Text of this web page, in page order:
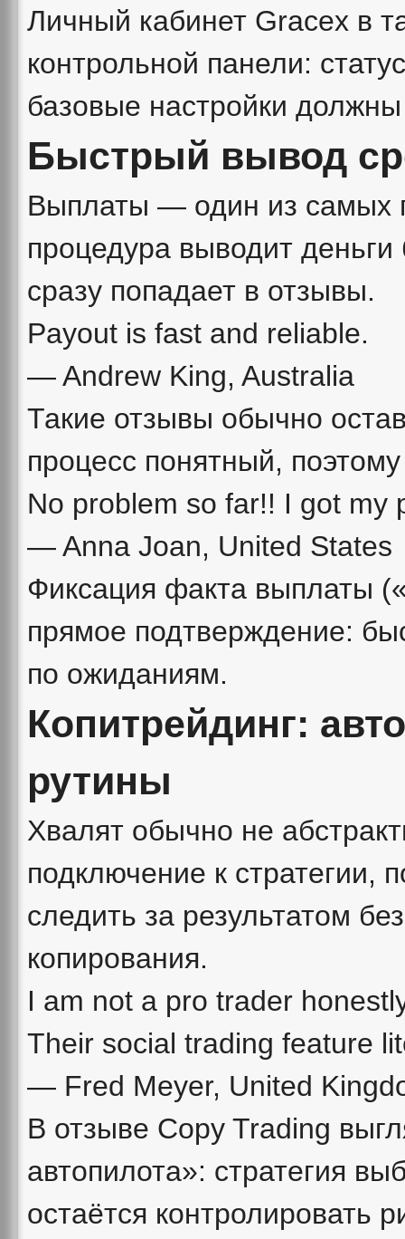
Личный кабинет Gracex в
контрольной панели:
базовые настройки
Быстрый вывод
Выплаты — один из самых
процедура выводит
сразу попадает в отзывы.
Payout is fast and reliable.
— Andrew King, Australia
Такие отзывы обычно
процесс понятный,
No problem so far!! I got my
— Anna Joan, United States
Фиксация факта выплаты
прямое подтверждение:
по ожиданиям.
Копитрейдинг:
рутины
Хвалят обычно не
подключение к стратегии,
следить за результатом
копирования.
I am not a pro trader
Their social trading feature
— Fred Meyer, United
В отзыве Copy Trading
автопилота»: стратегия
остаётся контролировать